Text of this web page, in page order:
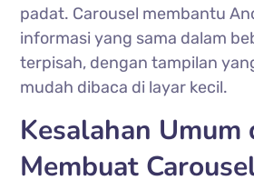
padat. Carousel membantu
informasi yang sama dalam
terpisah, dengan tampilan
mudah dibaca di layar kecil.
Kesalahan Umum
Membuat